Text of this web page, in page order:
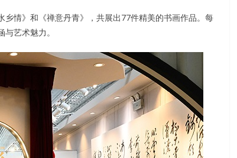
情》和《禅意丹青》，共展出77件精美的书画作品。每
艺术魅力。